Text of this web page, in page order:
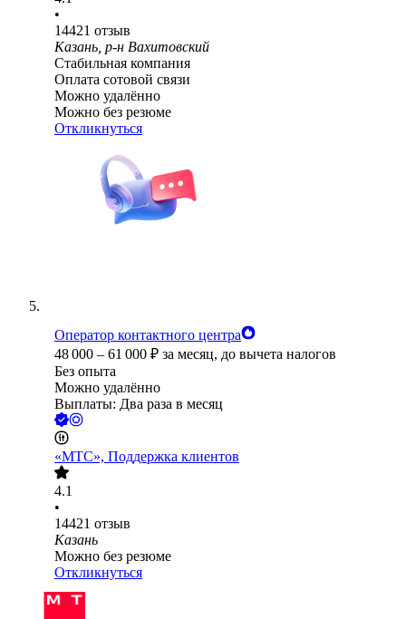
•
14421 отзыв
Казань, р-н Вахитовский
Стабильная компания
Оплата сотовой связи
Можно удалённо
Можно без резюме
Откликнуться
Оператор контактного центра
48 000 – 61 000 ₽ за месяц, до вычета налогов
Без опыта
Можно удалённо
Выплаты: Два раза в месяц
«МТС», Поддержка клиентов
4.1
•
14421 отзыв
Казань
Можно без резюме
Откликнуться